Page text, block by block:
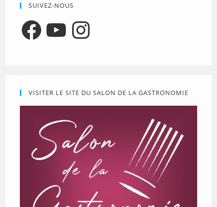
SUIVEZ-NOUS
FacebookYouTubeInstagram
VISITER LE SITE DU SALON DE LA GASTRONOMIE